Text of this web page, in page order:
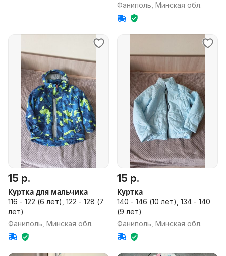
Фаниполь, Минская обл.
15 р.
Куртка для мальчика
116 - 122 (6 лет), 122 - 128 (7
лет)
Фаниполь, Минская обл.
15 р.
Куртка
140 - 146 (10 лет), 134 - 140
(9 лет)
Фаниполь, Минская обл.